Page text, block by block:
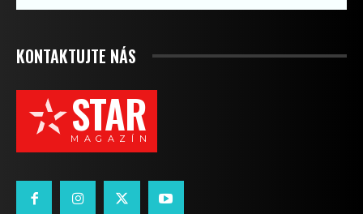
KONTAKTUJTE NÁS
STAR
M A G A Z Í N